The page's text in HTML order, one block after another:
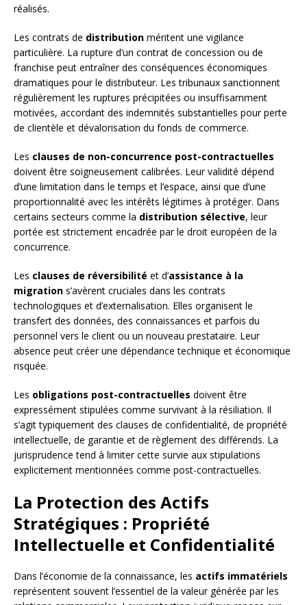
réalisés.
Les contrats de distribution méritent une vigilance
particulière. La rupture d’un contrat de concession ou de
franchise peut entraîner des conséquences économiques
dramatiques pour le distributeur. Les tribunaux sanctionnent
régulièrement les ruptures précipitées ou insuffisamment
motivées, accordant des indemnités substantielles pour perte
de clientèle et dévalorisation du fonds de commerce.
Les clauses de non-concurrence post-contractuelles
doivent être soigneusement calibrées. Leur validité dépend
d’une limitation dans le temps et l’espace, ainsi que d’une
proportionnalité avec les intérêts légitimes à protéger. Dans
certains secteurs comme la distribution sélective, leur
portée est strictement encadrée par le droit européen de la
concurrence.
Les clauses de réversibilité et d’assistance à la
migration s’avèrent cruciales dans les contrats
technologiques et d’externalisation. Elles organisent le
transfert des données, des connaissances et parfois du
personnel vers le client ou un nouveau prestataire. Leur
absence peut créer une dépendance technique et économique
risquée.
Les obligations post-contractuelles doivent être
expressément stipulées comme survivant à la résiliation. Il
s’agit typiquement des clauses de confidentialité, de propriété
intellectuelle, de garantie et de règlement des différends. La
jurisprudence tend à limiter cette survie aux stipulations
explicitement mentionnées comme post-contractuelles.
La Protection des Actifs
Stratégiques : Propriété
Intellectuelle et Confidentialité
Dans l’économie de la connaissance, les actifs immatériels
représentent souvent l’essentiel de la valeur générée par les